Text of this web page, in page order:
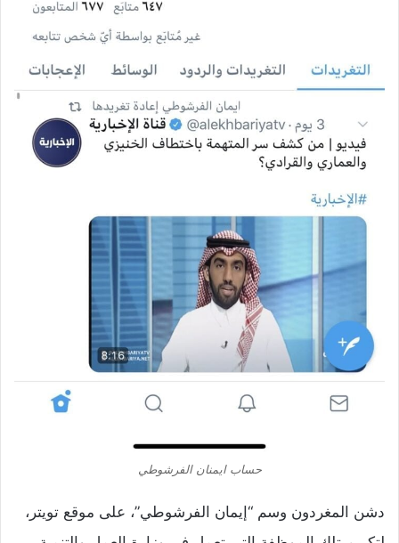
حساب ايمنان الفرشوطي
دشن المغردون وسم “إيمان الفرشوطي”، على موقع تويتر،